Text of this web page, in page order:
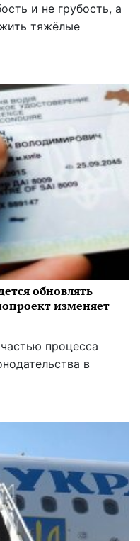
и не грубость, а
тяжёлые
обновлять
изменяет
процесса
в